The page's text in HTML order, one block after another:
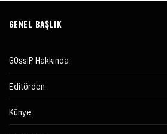
GENEL BAŞLIK
GOssIP Hakkında
Editörden
Künye